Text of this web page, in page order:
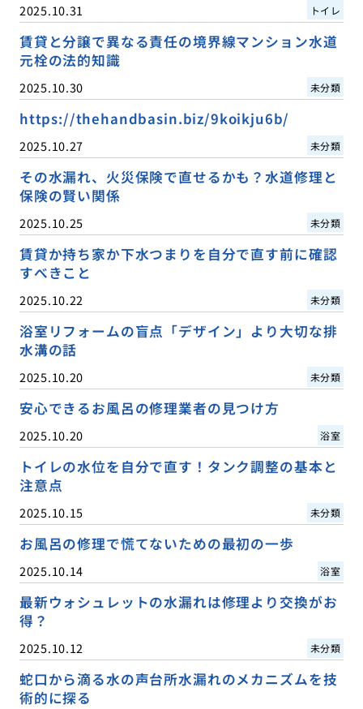
2025.10.31 トイレ
賃貸と分譲で異なる責任の境界線マンション水道
元栓の法的知識
2025.10.30 未分類
https://thehandbasin.biz/9koikju6b/
2025.10.27 未分類
その水漏れ、火災保険で直せるかも？水道修理と
保険の賢い関係
2025.10.25 未分類
賃貸か持ち家か下水つまりを自分で直す前に確認
すべきこと
2025.10.22 未分類
浴室リフォームの盲点「デザイン」より大切な排
水溝の話
2025.10.20 未分類
安心できるお風呂の修理業者の見つけ方
2025.10.20 浴室
トイレの水位を自分で直す！タンク調整の基本と
注意点
2025.10.15 未分類
お風呂の修理で慌てないための最初の一歩
2025.10.14 浴室
最新ウォシュレットの水漏れは修理より交換がお
得？
2025.10.12 未分類
蛇口から滴る水の声台所水漏れのメカニズムを技
術的に探る